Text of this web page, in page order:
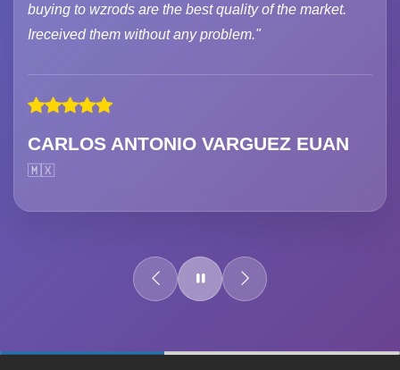
buying to wzrods are the best quality of the market.
Ireceived them without any problem."
CARLOS ANTONIO VARGUEZ EUAN
🇲🇽